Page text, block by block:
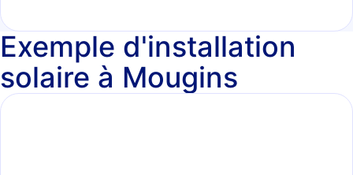
Exemple d'installation
solaire à Mougins